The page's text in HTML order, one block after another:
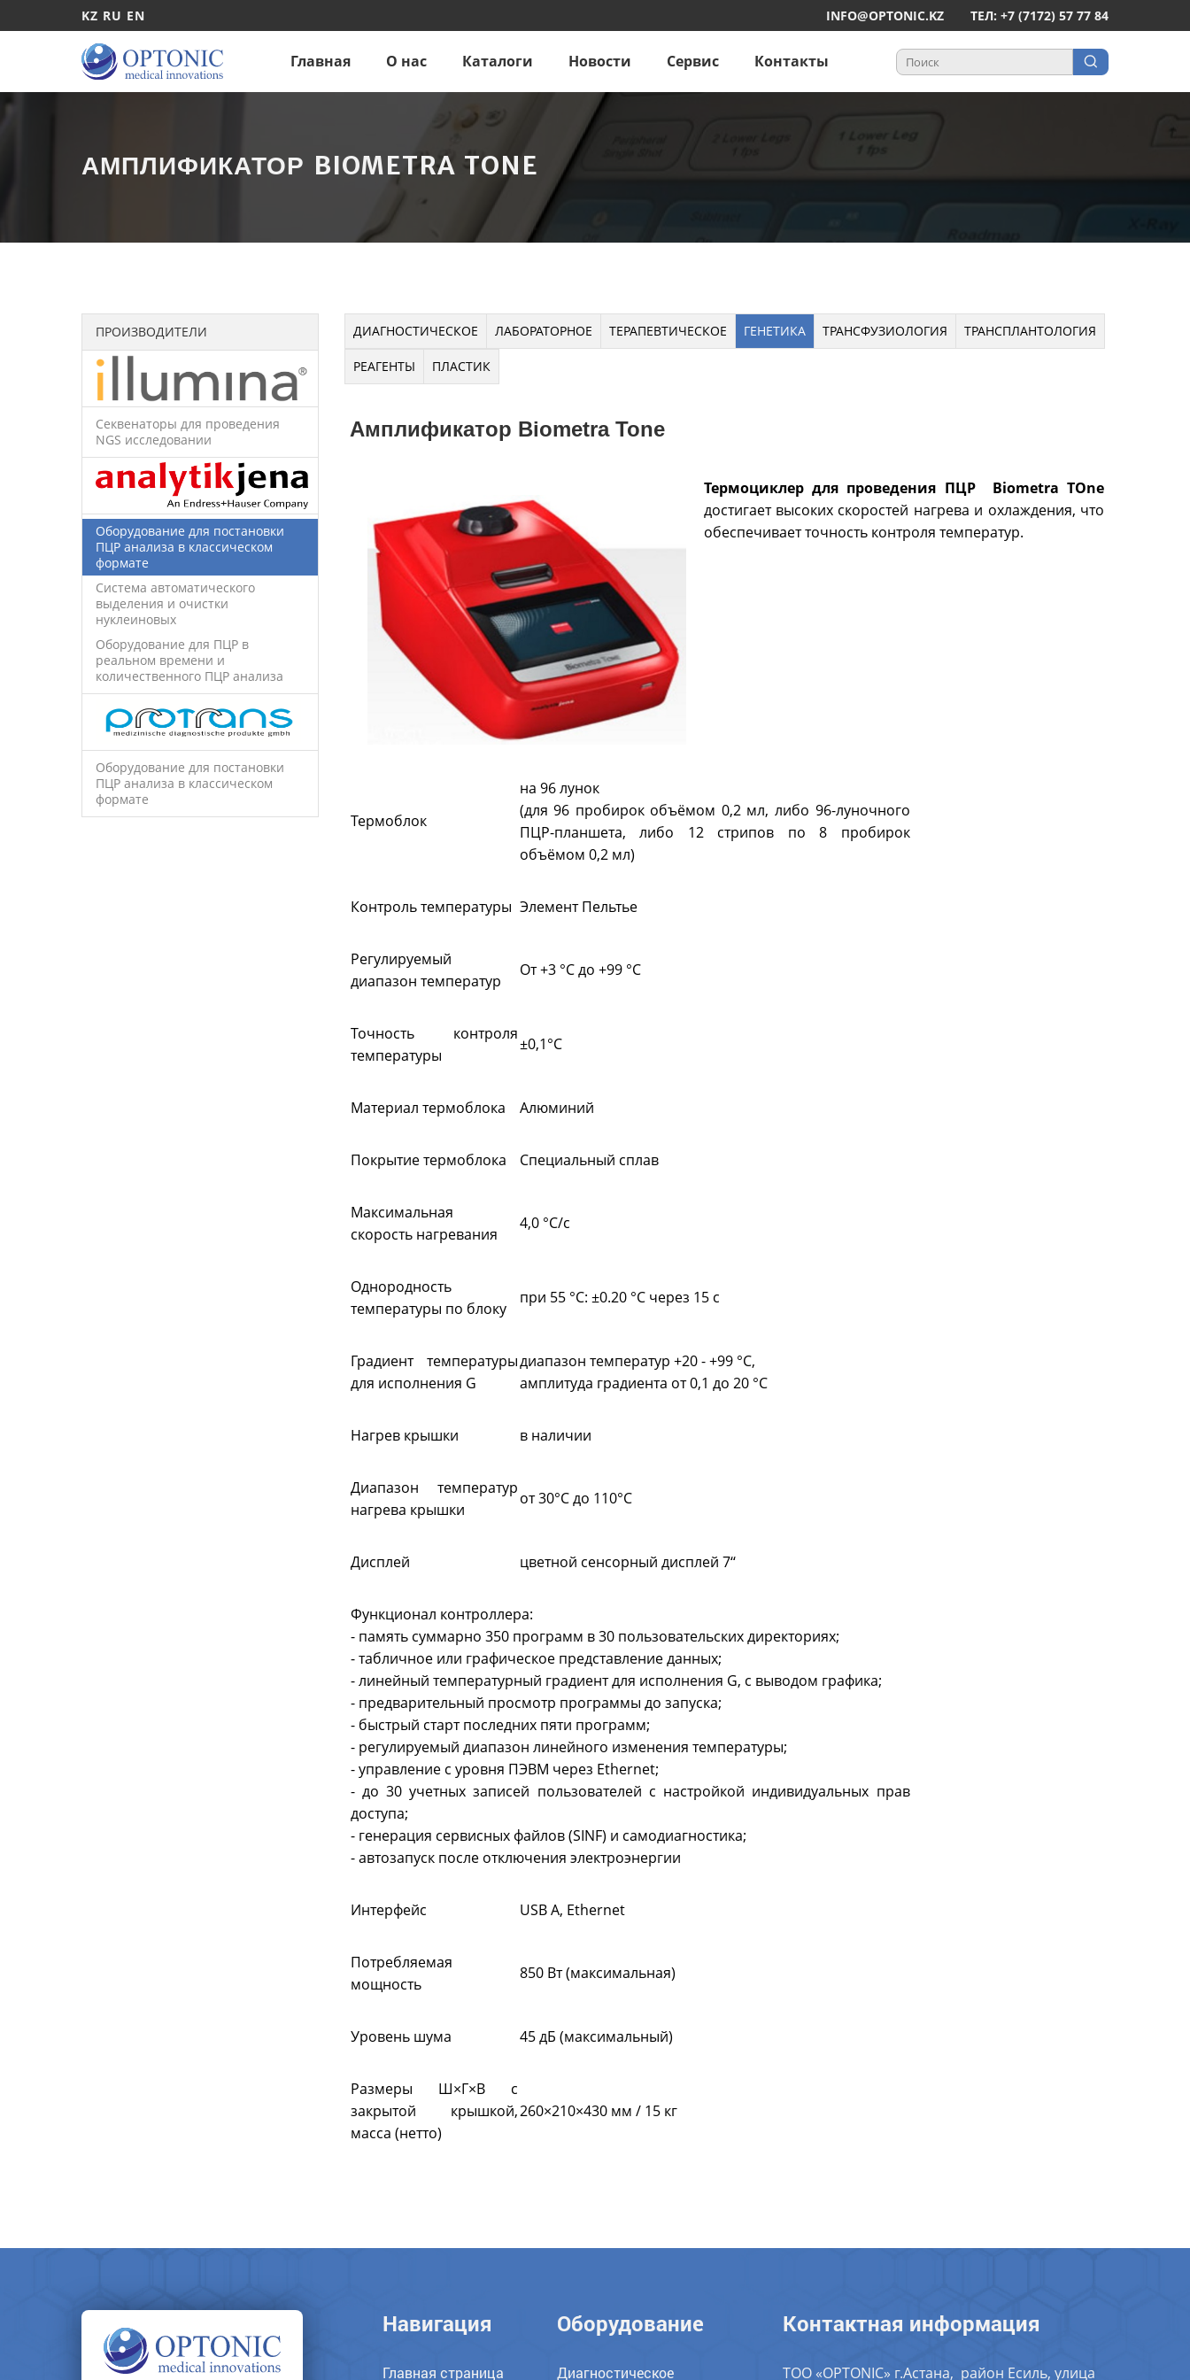
KZ RU EN INFO@OPTONIC.KZ ТЕЛ: +7 (7172) 57 77 84
Главная О нас Каталоги Новости Сервис Контакты
АМПЛИФИКАТОР BIOMETRA TONE
ПРОИЗВОДИТЕЛИ
Секвенаторы для проведения
NGS исследовании
Оборудование для постановки
ПЦР анализа в классическом
формате
Система автоматического
выделения и очистки
нуклеиновых
Оборудование для ПЦР в
реальном времени и
количественного ПЦР анализа
Оборудование для постановки
ПЦР анализа в классическом
формате
ДИАГНОСТИЧЕСКОЕ ЛАБОРАТОРНОЕ ТЕРАПЕВТИЧЕСКОЕ ГЕНЕТИКА ТРАНСФУЗИОЛОГИЯ ТРАНСПЛАНТОЛОГИЯ
РЕАГЕНТЫ ПЛАСТИК
Амплификатор Biometra Tone
Термоциклер для проведения ПЦР Biometra TOne
достигает высоких скоростей нагрева и охлаждения, что
обеспечивает точность контроля температур.
Термоблок
на 96 лунок
(для 96 пробирок объёмом 0,2 мл, либо 96-луночного
ПЦР-планшета, либо 12 стрипов по 8 пробирок
объёмом 0,2 мл)
Контроль температуры Элемент Пельтье
Регулируемый
диапазон температур
От +3 °C до +99 °C
Точность контроля
температуры
±0,1°C
Материал термоблока Алюминий
Покрытие термоблока Специальный сплав
Максимальная
скорость нагревания
4,0 °C/с
Однородность
температуры по блоку
при 55 °C: ±0.20 °C через 15 с
Градиент температуры
для исполнения G
диапазон температур +20 - +99 °С,
амплитуда градиента от 0,1 до 20 °С
Нагрев крышки в наличии
Диапазон температур
нагрева крышки
от 30°C до 110°C
Дисплей цветной сенсорный дисплей 7‘‘
Функционал контроллера:
- память суммарно 350 программ в 30 пользовательских директориях;
- табличное или графическое представление данных;
- линейный температурный градиент для исполнения G, с выводом графика;
- предварительный просмотр программы до запуска;
- быстрый старт последних пяти программ;
- регулируемый диапазон линейного изменения температуры;
- управление с уровня ПЭВМ через Ethernet;
- до 30 учетных записей пользователей с настройкой индивидуальных прав
доступа;
- генерация сервисных файлов (SINF) и самодиагностика;
- автозапуск после отключения электроэнергии
Интерфейс USB A, Ethernet
Потребляемая
мощность
850 Вт (максимальная)
Уровень шума 45 дБ (максимальный)
Размеры Ш×Г×В с
закрытой крышкой,
масса (нетто)
260×210×430 мм / 15 кг
Навигация
Главная страница
Оборудование
Диагностическое
Контактная информация
ТОО «OPTONIC» г.Астана, район Есиль, улица